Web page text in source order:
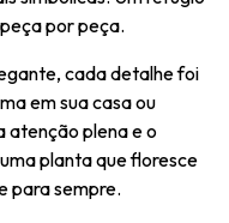
por peça.
cada detalhe foi
em sua casa ou
atenção plena e o
planta que floresce
para sempre.